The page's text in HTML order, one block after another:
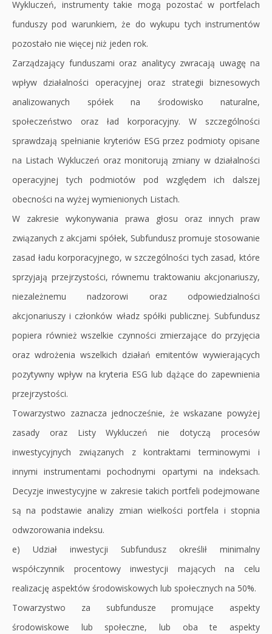
Wykluczeń, instrumenty takie mogą pozostać w portfelach
funduszy pod warunkiem, że do wykupu tych instrumentów
pozostało nie więcej niż jeden rok.
Zarządzający funduszami oraz analitycy zwracają uwagę na
wpływ działalności operacyjnej oraz strategii biznesowych
analizowanych spółek na środowisko naturalne,
społeczeństwo oraz ład korporacyjny. W szczególności
sprawdzają spełnianie kryteriów ESG przez podmioty opisane
na Listach Wykluczeń oraz monitorują zmiany w działalności
operacyjnej tych podmiotów pod względem ich dalszej
obecności na wyżej wymienionych Listach.
W zakresie wykonywania prawa głosu oraz innych praw
związanych z akcjami spółek, Subfundusz promuje stosowanie
zasad ładu korporacyjnego, w szczególności tych zasad, które
sprzyjają przejrzystości, równemu traktowaniu akcjonariuszy,
niezależnemu nadzorowi oraz odpowiedzialności
akcjonariuszy i członków władz spółki publicznej. Subfundusz
popiera również wszelkie czynności zmierzające do przyjęcia
oraz wdrożenia wszelkich działań emitentów wywierających
pozytywny wpływ na kryteria ESG lub dążące do zapewnienia
przejrzystości.
Towarzystwo zaznacza jednocześnie, że wskazane powyżej
zasady oraz Listy Wykluczeń nie dotyczą procesów
inwestycyjnych związanych z kontraktami terminowymi i
innymi instrumentami pochodnymi opartymi na indeksach.
Decyzje inwestycyjne w zakresie takich portfeli podejmowane
są na podstawie analizy zmian wielkości portfela i stopnia
odwzorowania indeksu.
e) Udział inwestycji Subfundusz określił minimalny
współczynnik procentowy inwestycji mających na celu
realizację aspektów środowiskowych lub społecznych na 50%.
Towarzystwo za subfundusze promujące aspekty
środowiskowe lub społeczne, lub oba te aspekty